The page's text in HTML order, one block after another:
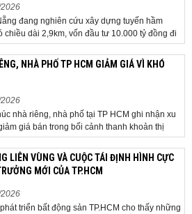
đang nghiên cứu xây dựng tuyến hầm
chiều dài 2,9km, vốn đầu tư 10.000 tỷ đồng đi
bay quốc tế. TP Đà Nẵng đang nghiên cứu một
hạ tầng mang tính đột phá khi đề xuất xây
hầm ngầm xuyên qua khu vực sân...
NHÀ PHỐ TP HCM GIẢM GIÁ VÌ KHÓ
nhà riêng, nhà phố tại TP HCM ghi nhận xu
giá bán trong bối cảnh thanh khoản thị
yếu, người mua thận trọng. Sau hơn 5 tháng
nhà trong hẻm khu vực Bảy Hiền, anh
chủ nhà tại TP HCM, chấp nhận hạ giá...
LIÊN VÙNG VÀ CUỘC TÁI ĐỊNH HÌNH CỰC
MỚI CỦA TP.HCM
triển bất động sản TP.HCM cho thấy những